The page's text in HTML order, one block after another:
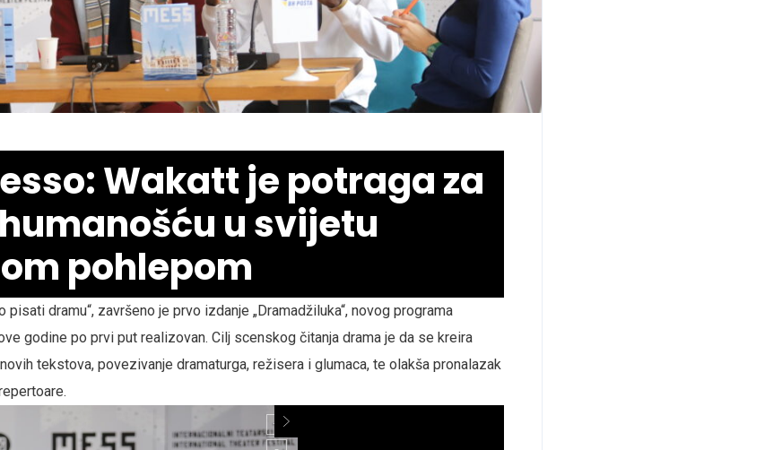
Wakatt je potraga za
u svijetu
pohlepom
pisati dramu“, završeno je prvo izdanje „Dramadžiluka“, novog programa
godine po prvi put realizovan. Cilj scenskog čitanja drama je da se kreira
tekstova, povezivanje dramaturga, režisera i glumaca, te olakša pronalazak